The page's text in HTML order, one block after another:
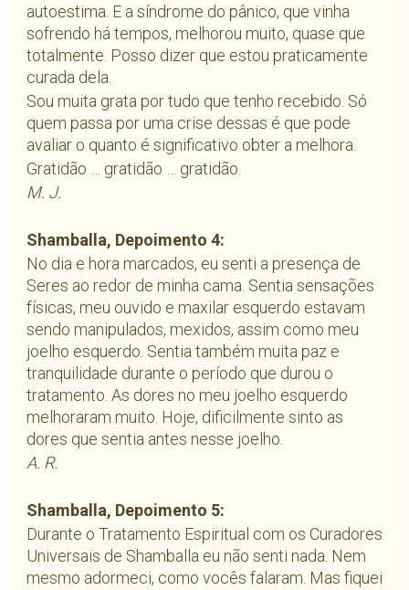
autoestima. E a síndrome do pânico, que vinha
sofrendo há tempos, melhorou muito, quase que
totalmente. Posso dizer que estou praticamente
curada dela.
Sou muita grata por tudo que tenho recebido. Só
quem passa por uma crise dessas é que pode
avaliar o quanto é significativo obter a melhora.
Gratidão … gratidão … gratidão.
M. J.
Shamballa, Depoimento 4:
No dia e hora marcados, eu senti a presença de
Seres ao redor de minha cama. Sentia sensações
físicas, meu ouvido e maxilar esquerdo estavam
sendo manipulados, mexidos, assim como meu
joelho esquerdo. Sentia também muita paz e
tranquilidade durante o período que durou o
tratamento. As dores no meu joelho esquerdo
melhoraram muito. Hoje, dificilmente sinto as
dores que sentia antes nesse joelho.
A. R.
Shamballa, Depoimento 5:
Durante o Tratamento Espiritual com os Curadores
Universais de Shamballa eu não senti nada. Nem
mesmo adormeci, como vocês falaram. Mas fiquei